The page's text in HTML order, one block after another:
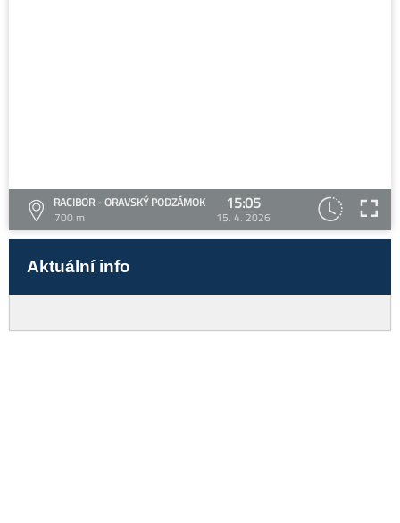
RACIBOR - ORAVSKÝ PODZÁMOK
700 m
15:05
15. 4. 2026
Aktuální info